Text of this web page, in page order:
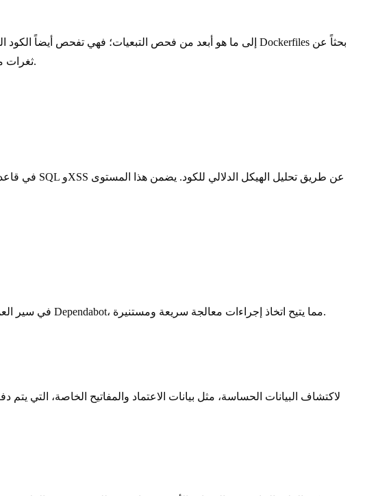
ثغرات متنوعة. ومن خلال تحديد هذه المشكلات ومعالجتها بشكل استباقي، فإننا نضمن مستوى أعلى من الأمان والموثوقية لمستخدمينا.
في سير العمل لد لدينا لمراقبة التبعيات بحثاً عن الثغرات المعروفة. عندما يتم تحديد ثغرة أمنية في إحدى تبعياتنا، ينبهنا Dependabot، مما يتيح اتخاذ إجراءات معالجة سريعة ومستنيرة.